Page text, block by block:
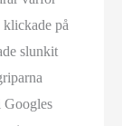
klickade på
slunkit
Googles